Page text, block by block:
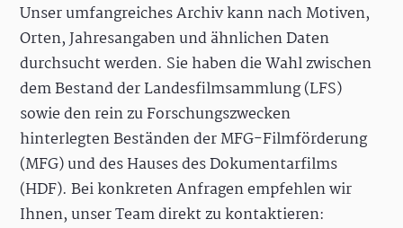
Unser umfangreiches Archiv kann nach Motiven,
Orten, Jahresangaben und ähnlichen Daten
durchsucht werden. Sie haben die Wahl zwischen
dem Bestand der Landesfilmsammlung (LFS)
sowie den rein zu Forschungszwecken
hinterlegten Beständen der MFG-Filmförderung
(MFG) und des Hauses des Dokumentarfilms
(HDF). Bei konkreten Anfragen empfehlen wir
Ihnen, unser Team direkt zu kontaktieren: